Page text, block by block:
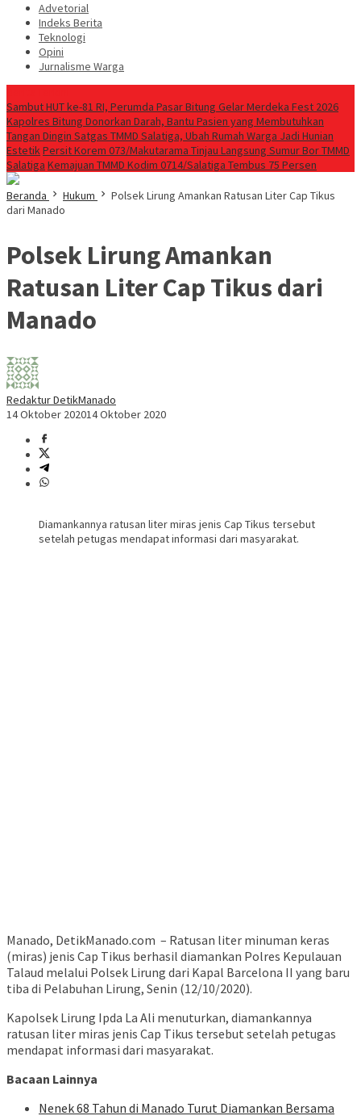
Advetorial
Indeks Berita
Teknologi
Opini
Jurnalisme Warga
Sambut HUT ke-81 RI, Perumda Pasar Bitung Gelar Merdeka Fest 2026
Kapolres Bitung Donorkan Darah, Bantu Pasien yang Membutuhkan
Tangan Dingin Satgas TMMD Salatiga, Ubah Rumah Warga Jadi Hunian
EstetikPersit Korem 073/Makutarama Tinjau Langsung Sumur Bor TMMD
Salatiga Kemajuan TMMD Kodim 0714/Salatiga Tembus 75 Persen
Beranda Hukum
Polsek Lirung Amankan Ratusan Liter Cap Tikus
dari Manado
Polsek Lirung Amankan
Ratusan Liter Cap Tikus dari
Manado
Redaktur DetikManado
14 Oktober 202014 Oktober 2020
Diamankannya ratusan liter miras jenis Cap Tikus tersebut
setelah petugas mendapat informasi dari masyarakat.
Manado, DetikManado.com – Ratusan liter minuman keras
(miras) jenis Cap Tikus berhasil diamankan Polres Kepulauan
Talaud melalui Polsek Lirung dari Kapal Barcelona II yang baru
tiba di Pelabuhan Lirung, Senin (12/10/2020).
Kapolsek Lirung Ipda La Ali menuturkan, diamankannya
ratusan liter miras jenis Cap Tikus tersebut setelah petugas
mendapat informasi dari masyarakat.
Bacaan Lainnya
Nenek 68 Tahun di Manado Turut Diamankan Bersama